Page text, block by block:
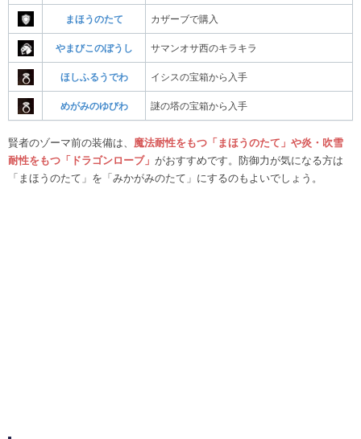
まほうのたて カザーブで購入
やまびこのぼうし サマンオサ西のキラキラ
ほしふるうでわ イシスの宝箱から入手
めがみのゆびわ 謎の塔の宝箱から入手
賢者のゾーマ前の装備は、 魔法耐性をもつ「まほうのたて」や炎・吹雪
耐性をもつ「ドラゴンローブ」 がおすすめです。防御力が気になる方は
「まほうのたて」を「みかがみのたて」にするのもよいでしょう。